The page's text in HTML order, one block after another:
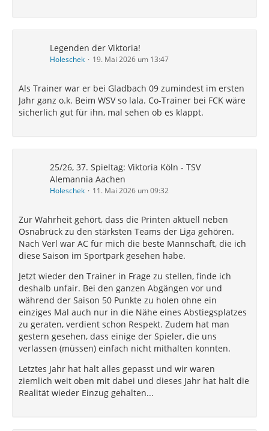
Legenden der Viktoria!
Holeschek 19. Mai 2026 um 13:47
Als Trainer war er bei Gladbach 09 zumindest im ersten
Jahr ganz o.k. Beim WSV so lala. Co-Trainer bei FCK wäre
sicherlich gut für ihn, mal sehen ob es klappt.
25/26, 37. Spieltag: Viktoria Köln - TSV
Alemannia Aachen
Holeschek 11. Mai 2026 um 09:32
Zur Wahrheit gehört, dass die Printen aktuell neben
Osnabrück zu den stärksten Teams der Liga gehören.
Nach Verl war AC für mich die beste Mannschaft, die ich
diese Saison im Sportpark gesehen habe.
Jetzt wieder den Trainer in Frage zu stellen, finde ich
deshalb unfair. Bei den ganzen Abgängen vor und
während der Saison 50 Punkte zu holen ohne ein
einziges Mal auch nur in die Nähe eines Abstiegsplatzes
zu geraten, verdient schon Respekt. Zudem hat man
gestern gesehen, dass einige der Spieler, die uns
verlassen (müssen) einfach nicht mithalten konnten.
Letztes Jahr hat halt alles gepasst und wir waren
ziemlich weit oben mit dabei und dieses Jahr hat halt die
Realität wieder Einzug gehalten...